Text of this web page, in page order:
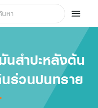
นสำปะหลังต้น
ร่วนปนทราย